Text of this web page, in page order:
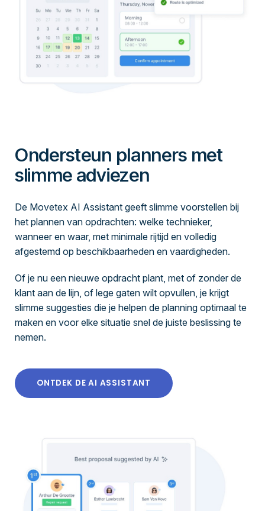
Ondersteun planners met
slimme adviezen
De Movetex AI Assistant geeft slimme voorstellen bij
het plannen van opdrachten: welke technieker,
wanneer en waar, met minimale rijtijd en volledig
afgestemd op beschikbaarheden en vaardigheden.
Of je nu een nieuwe opdracht plant, met of zonder de
klant aan de lijn, of lege gaten wilt opvullen, je krijgt
slimme suggesties die je helpen de planning optimaal te
maken en voor elke situatie snel de juiste beslissing te
nemen.
ONTDEK DE AI ASSISTANT